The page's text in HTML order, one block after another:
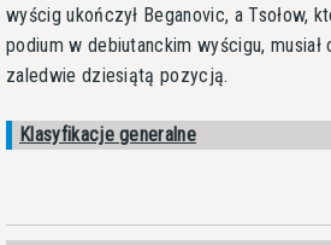
wyścig ukończył Beganovic, a Tsołow,
podium w debiutanckim wyścigu,
zaledwie dziesiątą pozycją.
Klasyfikacje generalne